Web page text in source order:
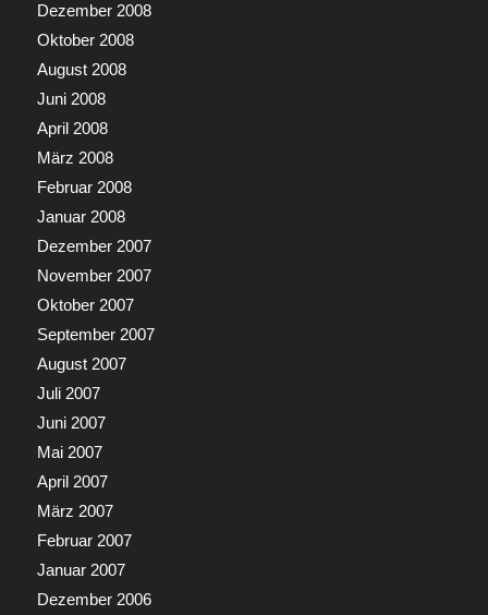
Dezember 2008
Oktober 2008
August 2008
Juni 2008
April 2008
März 2008
Februar 2008
Januar 2008
Dezember 2007
November 2007
Oktober 2007
September 2007
August 2007
Juli 2007
Juni 2007
Mai 2007
April 2007
März 2007
Februar 2007
Januar 2007
Dezember 2006